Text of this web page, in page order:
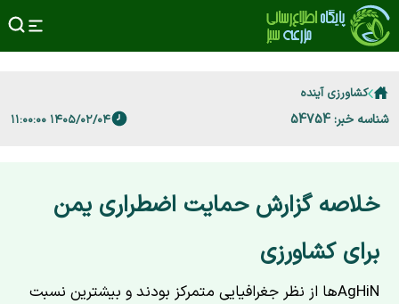
کشاورزی آینده
شناسه خبر: 54754 ۱۴۰۵/۰۲/۰۴ ۱۱:۰۰:۰۰
خلاصه گزارش حمایت اضطراری یمن
برای کشاورزی
AgHiNها از نظر جغرافیایی متمرکز بودند و بیشترین نسبت